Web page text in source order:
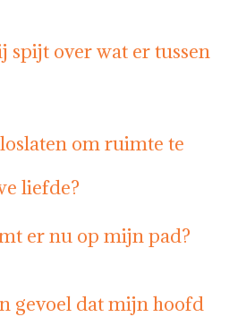
spijt over wat er tussen
om ruimte te
liefde?
er nu op mijn pad?
gevoel dat mijn hoofd